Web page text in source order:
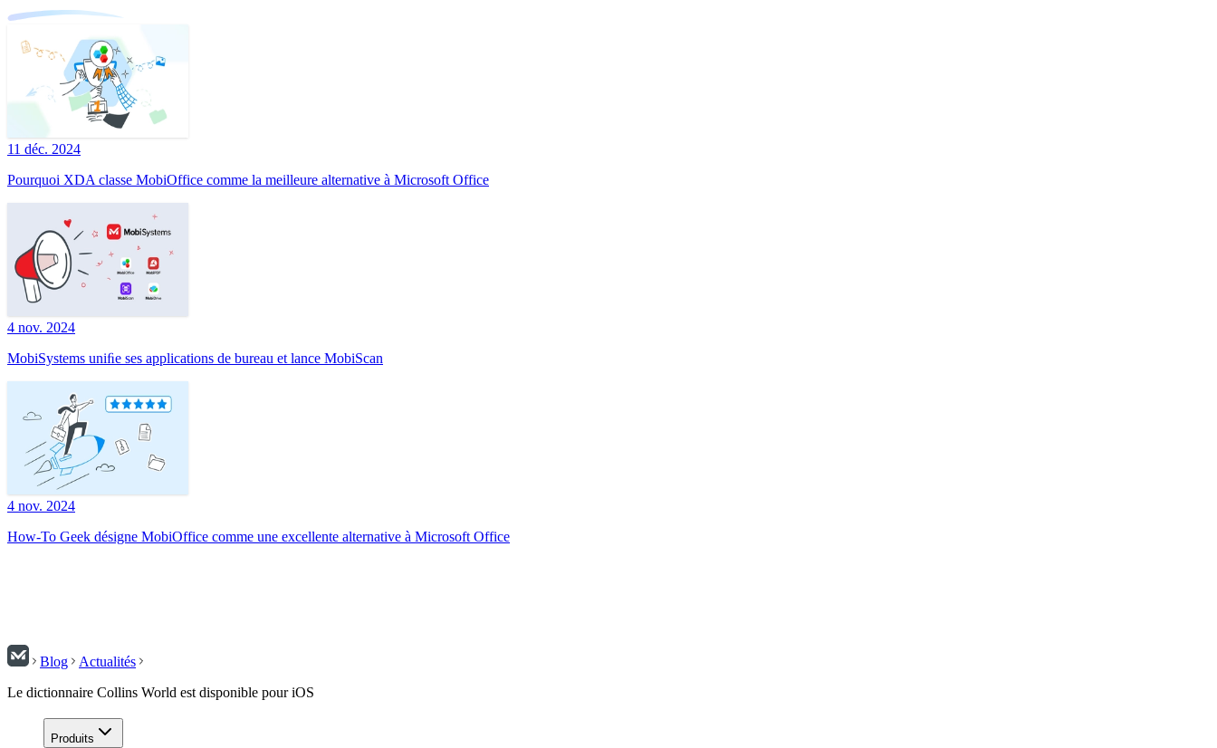
11 déc. 2024
Pourquoi XDA classe MobiOffice comme la meilleure alternative à Microsoft Office
4 nov. 2024
MobiSystems uniﬁe ses applications de bureau et lance MobiScan
4 nov. 2024
How-To Geek désigne MobiOffice comme une excellente alternative à Microsoft Office
Blog
Actualités
Le dictionnaire Collins World est disponible pour iOS
Produits